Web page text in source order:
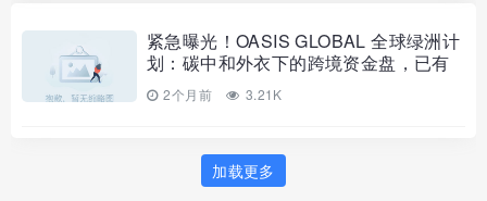
紧急曝光！OASIS GLOBAL 全球绿洲计
划：碳中和外衣下的跨境资金盘，已有
无数人被套
2个月前 3.21K
加载更多